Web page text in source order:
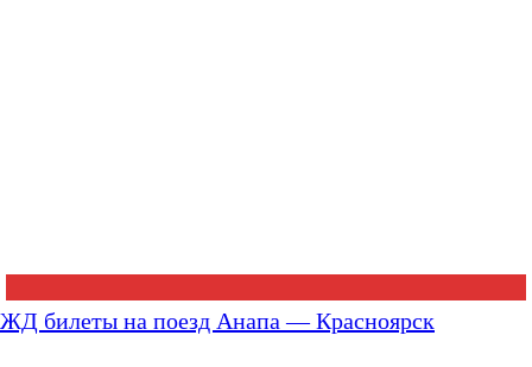
ЖД билеты на поезд Анапа — Красноярск